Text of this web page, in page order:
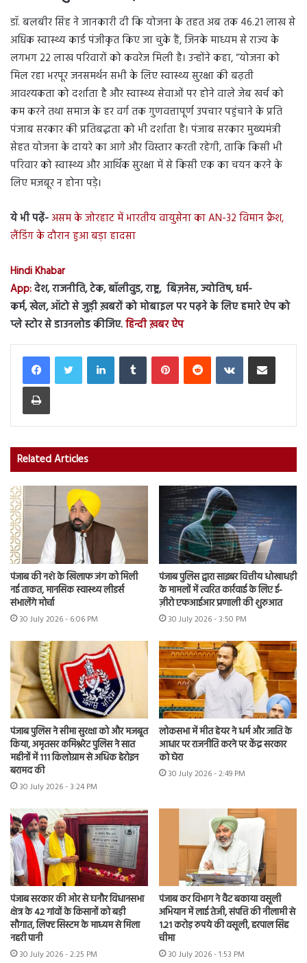
डॉ. बलबीर सिंह ने जानकारी दी कि योजना के तहत अब तक 46.21 लाख से
अधिक स्वास्थ्य कार्ड पंजीकृत किए जा चुके हैं, जिनके माध्यम से राज्य के
लगभग 22 लाख परिवारों को कवरेज मिली है। उन्होंने कहा, “योजना को
मिल रहा भरपूर जनसमर्थन सभी के लिए स्वास्थ्य सुरक्षा की बढ़ती
आवश्यकता को दर्शाता है और स्वास्थ्य सेवाओं पर होने वाले जेब खर्च को
कम करने तथा समाज के हर वर्ग तक गुणवत्तापूर्ण उपचार पहुंचाने के प्रति
पंजाब सरकार की प्रतिबद्धता को भी दर्शाता है। पंजाब सरकार मुख्यमंत्री
सेहत योजना के दायरे का आगे और विस्तार करती रहेगी, ताकि किसी भी
परिवार को स्वास्थ्य और आर्थिक सुरक्षा में से किसी एक का चयन करने के
लिए मजबूर न होना पड़े।
ये भी पढ़ें-असम के जोरहाट में भारतीय वायुसेना का AN-32 विमान क्रैश,
लैंडिंग के दौरान हुआ बड़ा हादसा
Hindi Khabar
App:देश, राजनीति, टेक, बॉलीवुड, राष्ट्र, बिज़नेस, ज्योतिष, धर्म-
कर्म, खेल, ऑटो से जुड़ी ख़बरों को मोबाइल पर पढ़ने के लिए हमारे ऐप को
प्ले स्टोर से डाउनलोड कीजिए.हिन्दी ख़बर ऐप
LinkedInTumblr PinterestReddit VKontakteShare via Email
Print
Related Articles
पंजाब की नशे के खिलाफ जंग को मिली
नई ताकत, मानसिक स्वास्थ्य लीडर्स
संभालेंगे मोर्चा
30 July 2026 - 6:06 PM
पंजाब पुलिस द्वारा साइबर वित्तीय धोखाधड़ी
के मामलों में त्वरित कार्रवाई के लिए ई-
ज़ीरो एफआईआर प्रणाली की शुरुआत
30 July 2026 - 3:50 PM
पंजाब पुलिस ने सीमा सुरक्षा को और मजबूत
किया, अमृतसर कमिश्नरेट पुलिस ने सात
महीनों में 111 किलोग्राम से अधिक हेरोइन
बरामद की
30 July 2026 - 3:24 PM
लोकसभा में मीत हेयर ने धर्म और जाति के
आधार पर राजनीति करने पर केंद्र सरकार
को घेरा
30 July 2026 - 2:49 PM
पंजाब सरकार की ओर से घनौर विधानसभा
क्षेत्र के 42 गांवों के किसानों को बड़ी
सौगात, लिफ्ट सिस्टम के माध्यम से मिला
नहरी पानी
30 July 2026 - 2:25 PM
पंजाब कर विभाग ने वैट बकाया वसूली
अभियान में लाई तेजी, संपत्ति की नीलामी से
1.21 करोड़ रुपये की वसूली, हरपाल सिंह
चीमा
30 July 2026 - 1:53 PM